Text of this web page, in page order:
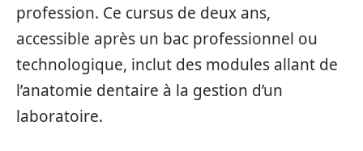
profession. Ce cursus de deux ans,
accessible après un bac professionnel ou
technologique, inclut des modules allant de
l’anatomie dentaire à la gestion d’un
laboratoire.